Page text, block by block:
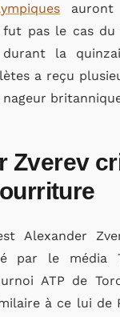
auront
fut pas le cas du
la
a reçu
Zverev
Alexander
par le média
ATP de
à ce lui de